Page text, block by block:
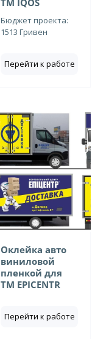
Бюджет проекта:
1513 Гривен
Перейти к работе
Оклейка авто
виниловой
пленкой для
ТМ EPICENTR
Перейти к работе